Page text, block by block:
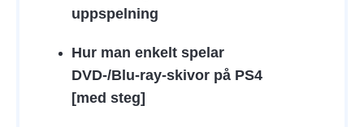
uppspelning
Hur man enkelt spelar
DVD-/Blu-ray-skivor på PS4
[med steg]